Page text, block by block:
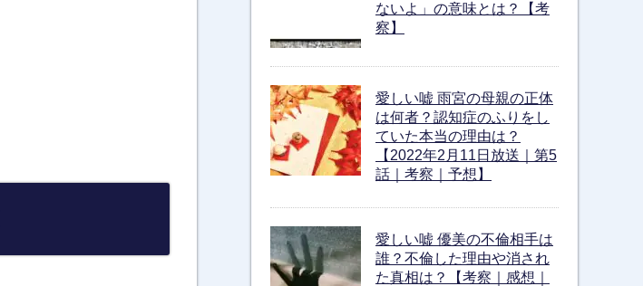
ないよ」の意味とは？【考
察】
愛しい嘘 雨宮の母親の正体
は何者？認知症のふりをし
ていた本当の理由は？
【2022年2月11日放送｜第5
話｜考察｜予想】
愛しい嘘 優美の不倫相手は
誰？不倫した理由や消され
た真相は？【考察｜感想｜